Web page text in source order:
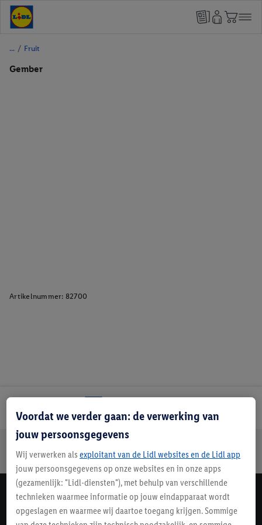
/ Fruit
Gember
Artikelnummer: 82700
Jouw voordelen bij ons als Lidl webshop klant
Gratis retourneren Veilig winkelen 30 dagen bedenktijd
Lidl Nieuwsbrief
Schrijf je in
Voordat we verder gaan: de verwerking van
jouw persoonsgegevens
Wij verwerken als exploitant van de Lidl websites en de Lidl app
jouw persoonsgegevens op onze websites en in onze apps
(gezamenlijk: "Lidl-diensten"), met behulp van verschillende
technieken waarmee informatie op jouw eindapparaat wordt
opgeslagen en waarmee wij daartoe toegang krijgen. Sommige